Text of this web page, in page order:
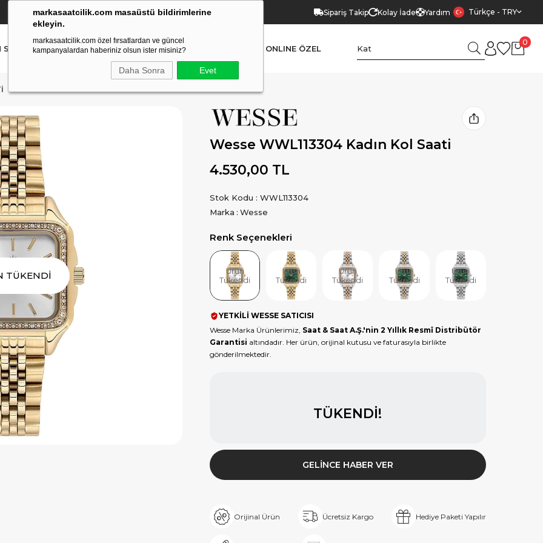
markasaatcilik.com masaüstü bildirimlerine
ekleyin.
markasaatcilik.com özel fırsatlardan ve güncel
kampanyalardan haberiniz olsun ister misiniz?
Daha Sonra Evet
YETKİLİ SATICI(Ücretsiz Kargo Ve İade) Sipariş Takip Kolay İade Yardım Türkçe - TRY
ERKEK SAAT AKILLI SAAT ONLINE ÖZEL
0
TÜKENDİ
Wesse WWL113304 Kadın Kol Saati
4.530,00 TL
Stok Kodu
WWL113304
Marka : Wesse
Renk Seçenekleri
Ürün
Tükendi
Ürün
Tükendi
Ürün
Tükendi
Ürün
Tükendi
Ürün
Tükendi
YETKİLİ WESSE SATICISI
Wesse Marka Ürünlerimiz, Saat & Saat A.Ş.'nin 2 Yıllık Resmî Distribütör
Garantisi altındadır. Her ürün, orijinal kutusu ve faturasıyla birlikte
gönderilmektedir.
TÜKENDI!
GELINCE HABER VER
Orijinal Ürün Ücretsiz Kargo Hediye Paketi Yapılır